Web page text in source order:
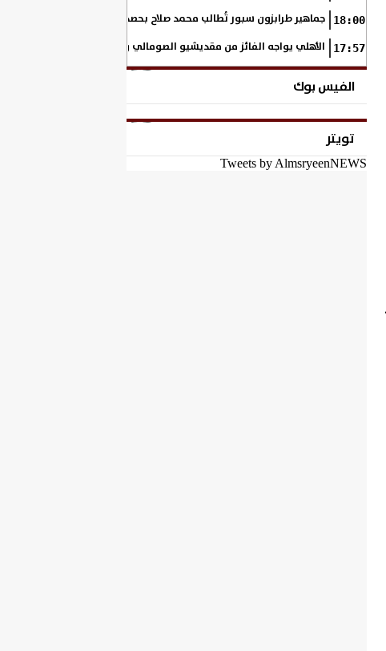
18:00 جماهير طرابزون سبور تُطالب محمد صلاح بحصد لقب الدوري التركي
17:57 الأهلي يواجه الفائز من مقديشيو الصومالي وكيتارا الأوغندي
الفيس بوك
تويتر
Tweets by AlmsryeenNEWS